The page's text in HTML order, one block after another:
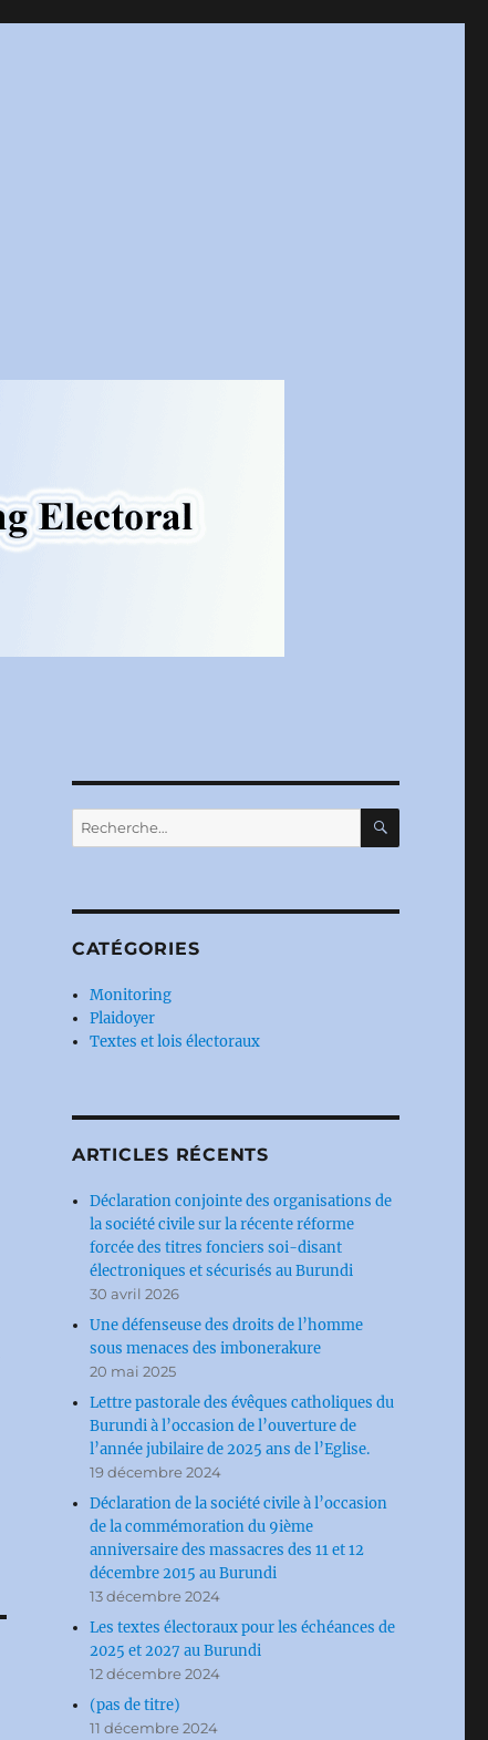
Recherche
pour :
CATÉGORIES
Monitoring
Plaidoyer
Textes et lois électoraux
ARTICLES RÉCENTS
Déclaration conjointe des organisations de
la société civile sur la récente réforme
forcée des titres fonciers soi-disant
électroniques et sécurisés au Burundi
30 avril 2026
Une défenseuse des droits de l’homme
sous menaces des imbonerakure
20 mai 2025
Lettre pastorale des évêques catholiques du
Burundi à l’occasion de l’ouverture de
l’année jubilaire de 2025 ans de l’Eglise.
19 décembre 2024
Déclaration de la société civile à l’occasion
de la commémoration du 9ième
anniversaire des massacres des 11 et 12
décembre 2015 au Burundi
13 décembre 2024
Les textes électoraux pour les échéances de
2025 et 2027 au Burundi
12 décembre 2024
(pas de titre)
11 décembre 2024